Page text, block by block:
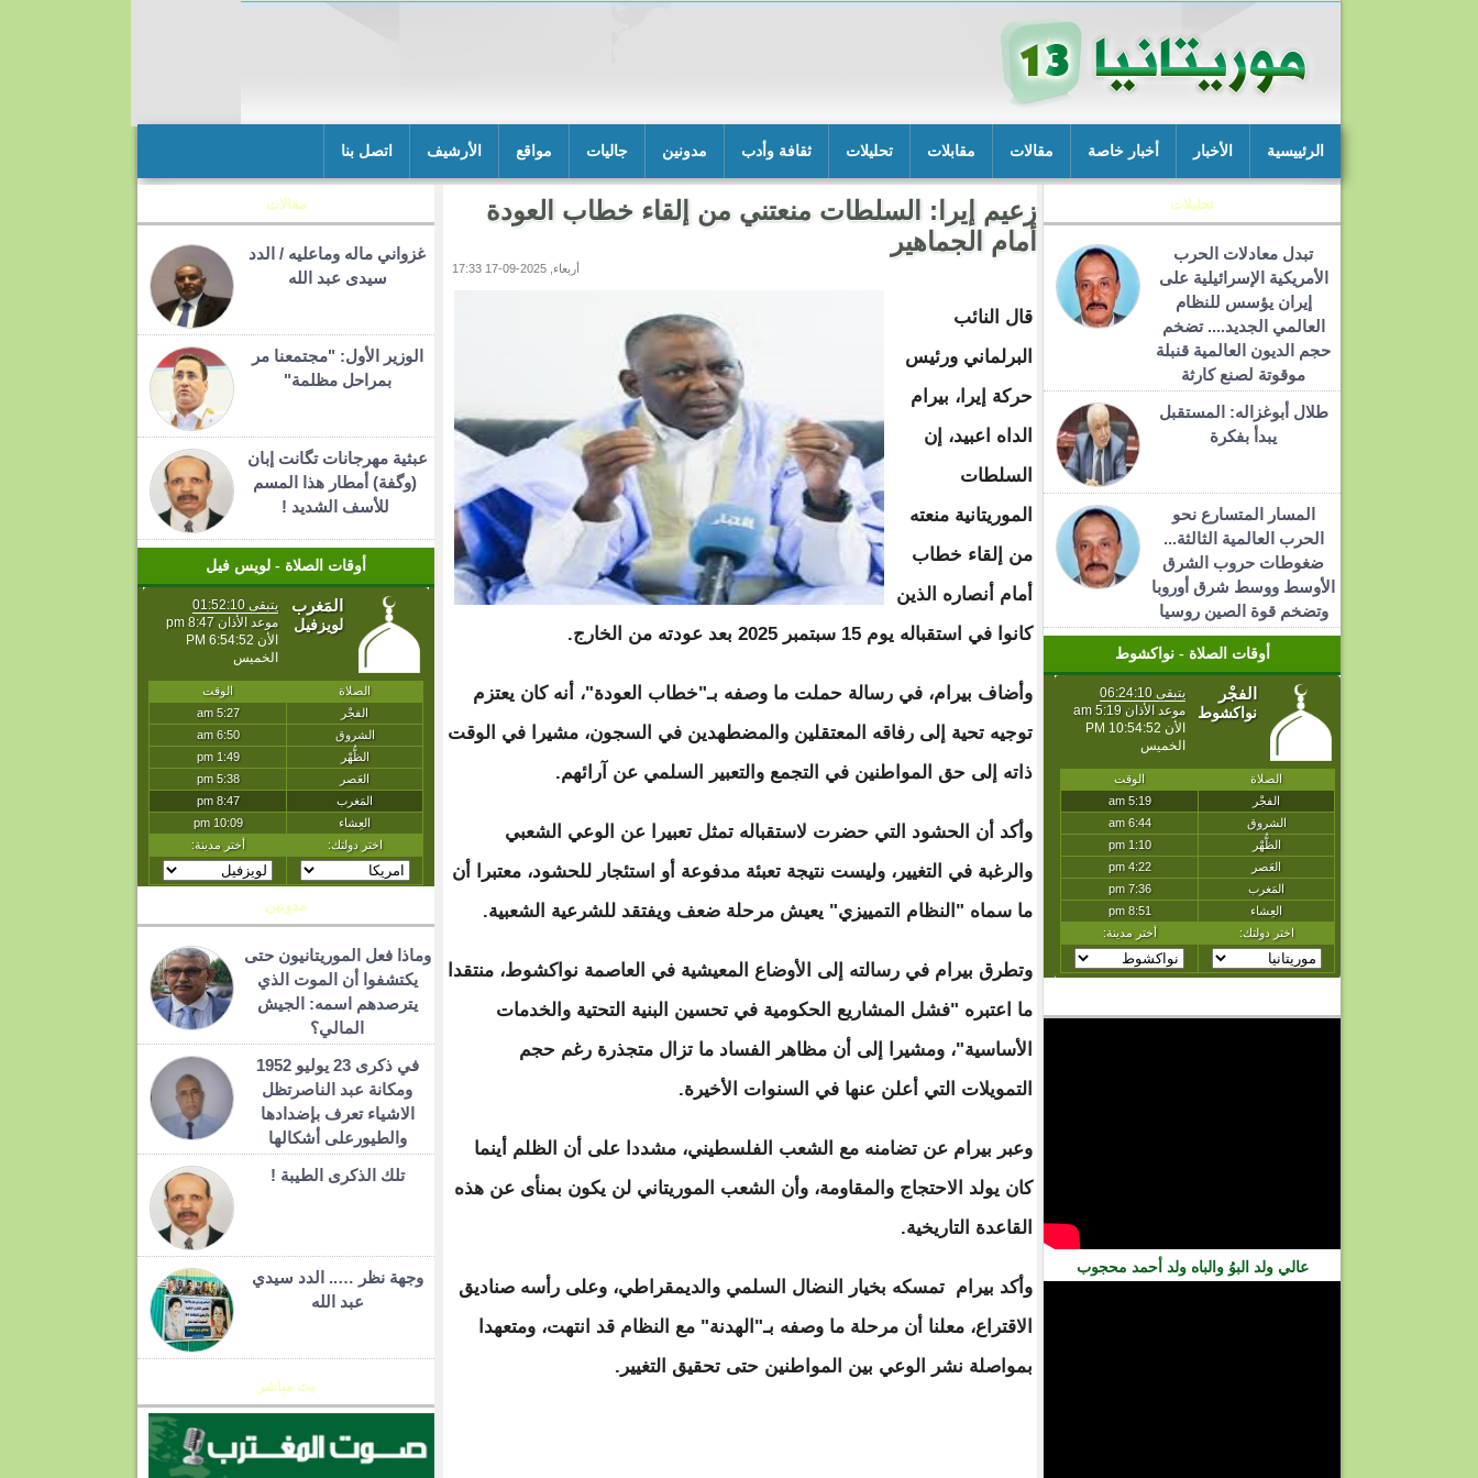
الرئييسية الأخبار أخبار خاصة مقالات مقابلات تحليلات ثقافة وأدب مدونين جاليات مواقع الأرشيف اتصل بنا
تحليلات
تبدل معادلات الحرب
الأمريكية الإسرائيلية على
إيران يؤسس للنظام
العالمي الجديد.... تضخم
حجم الديون العالمية قنبلة
موقوتة لصنع كارثة
طلال أبوغزاله: المستقبل
يبدأ بفكرة
المسار المتسارع نحو
الحرب العالمية الثالثة...
ضغوطات حروب الشرق
الأوسط ووسط شرق أوروبا
وتضخم قوة الصين روسيا
أوقات الصلاة - نواكشوط
عالي ولد البوُ والباه ولد أحمد محجوب
زعيم إيرا: السلطات منعتني من إلقاء خطاب العودة
أمام الجماهير
أربعاء, 2025-09-17 17:33
قال النائب
البرلماني ورئيس
حركة إيرا، بيرام
الداه اعبيد، إن
السلطات
الموريتانية منعته
من إلقاء خطاب
أمام أنصاره الذين
كانوا في استقباله يوم 15 سبتمبر 2025 بعد عودته من الخارج.
وأضاف بيرام، في رسالة حملت ما وصفه بـ"خطاب العودة"، أنه كان يعتزم
توجيه تحية إلى رفاقه المعتقلين والمضطهدين في السجون، مشيرا في الوقت
ذاته إلى حق المواطنين في التجمع والتعبير السلمي عن آرائهم.
وأكد أن الحشود التي حضرت لاستقباله تمثل تعبيرا عن الوعي الشعبي
والرغبة في التغيير، وليست نتيجة تعبئة مدفوعة أو استئجار للحشود، معتبرا أن
ما سماه "النظام التمييزي" يعيش مرحلة ضعف ويفتقد للشرعية الشعبية.
وتطرق بيرام في رسالته إلى الأوضاع المعيشية في العاصمة نواكشوط، منتقدا
ما اعتبره "فشل المشاريع الحكومية في تحسين البنية التحتية والخدمات
الأساسية"، ومشيرا إلى أن مظاهر الفساد ما تزال متجذرة رغم حجم
التمويلات التي أعلن عنها في السنوات الأخيرة.
وعبر بيرام عن تضامنه مع الشعب الفلسطيني، مشددا على أن الظلم أينما
كان يولد الاحتجاج والمقاومة، وأن الشعب الموريتاني لن يكون بمنأى عن هذه
القاعدة التاريخية.
وأكد بيرام تمسكه بخيار النضال السلمي والديمقراطي، وعلى رأسه صناديق
الاقتراع، معلنا أن مرحلة ما وصفه بـ"الهدنة" مع النظام قد انتهت، ومتعهدا
بمواصلة نشر الوعي بين المواطنين حتى تحقيق التغيير.
مقالات
غزواني ماله وماعليه / الدد
سيدى عبد الله
الوزير الأول: "مجتمعنا مر
بمراحل مظلمة"
عبثية مهرجانات تگانت إبان
(وگفة) أمطار هذا المسم
للأسف الشديد !
أوقات الصلاة - لويس فيل
مدونين
وماذا فعل الموريتانيون حتى
يكتشفوا أن الموت الذي
يترصدهم اسمه: الجيش
المالي؟
في ذكرى 23 يوليو 1952
ومكانة عبد الناصرتظل
الاشياء تعرف بإضدادها
والطيورعلى أشكالها
تلك الذكرى الطيبة !
وجهة نظر ….. الدد سيدي
عبد الله
بث مباشر